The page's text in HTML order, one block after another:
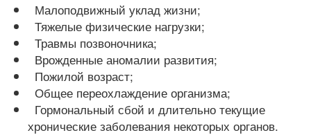
Малоподвижный уклад жизни;
Тяжелые физические нагрузки;
Травмы позвоночника;
Врожденные аномалии развития;
Пожилой возраст;
Общее переохлаждение организма;
Гормональный сбой и длительно текущие
хронические заболевания некоторых органов.